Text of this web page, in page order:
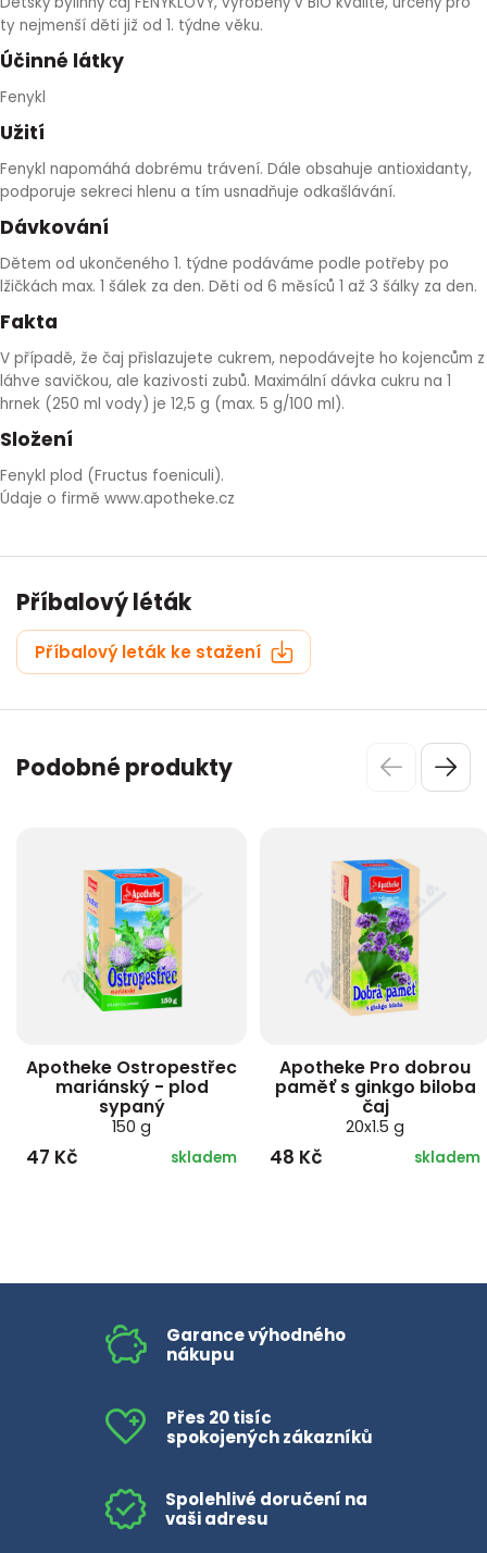
HLÍVA ÚSTŘIČNÁ
ŽENŠEN
DETOXIKAČNÍ OČISTA ORGANISMU
KOENZYM Q10
SPECIÁLNÍ PÉČE O PLEŤ
AROMATERAPIE
OPALOVÁNÍ
ty nejmenší děti již od 1. týdne věku.
Účinné látky
Fenykl
Užití
Fenykl napomáhá dobrému trávení. Dále obsahuje antioxidanty,
podporuje sekreci hlenu a tím usnadňuje odkašlávání.
Dávkování
Dětem od ukončeného 1. týdne podáváme podle potřeby po
lžičkách max. 1 šálek za den. Děti od 6 měsíců 1 až 3 šálky za den.
Fakta
V případě, že čaj přislazujete cukrem, nepodávejte ho kojencům z
láhve savičkou, ale kazivosti zubů. Maximální dávka cukru na 1
hrnek (250 ml vody) je 12,5 g (max. 5 g/100 ml).
Složení
Fenykl plod (Fructus foeniculi).
Údaje o firmě www.apotheke.cz
Příbalový léták
Příbalový leták ke stažení
Podobné produkty
Apotheke Ostropestřec
mariánský - plod
sypaný
150 g
47 Kč skladem
Apotheke Pro dobrou
paměť s ginkgo biloba
čaj
20x1.5 g
48 Kč skladem
Garance výhodného
nákupu
Přes 20 tisíc
spokojených zákazníků
Spolehlivé doručení na
vaši adresu